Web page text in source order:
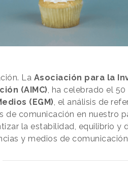
La Asociación para la
(AIMC), ha celebrado el
(EGM), el análisis de
de comunicación en nuestro
la estabilidad, equilibrio y
y medios de